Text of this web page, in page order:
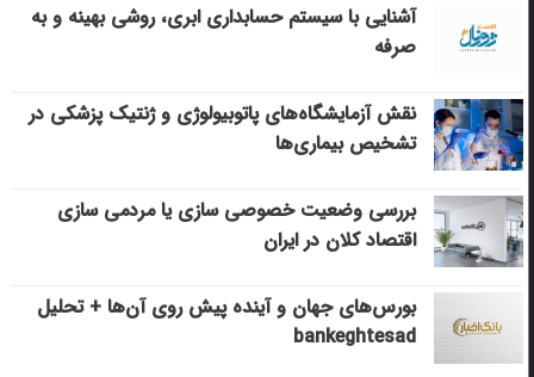
آشنایی با سیستم حسابداری ابری، روشی بهینه و به
صرفه
نقش آزمایشگاه‌های پاتوبیولوژی و ژنتیک پزشکی در
تشخیص بیماری‌ها
بررسی وضعیت خصوصی سازی یا مردمی سازی
اقتصاد کلان در ایران
بورس‌های جهان و آینده پیش روی آن‌ها + تحلیل
bankeghtesad